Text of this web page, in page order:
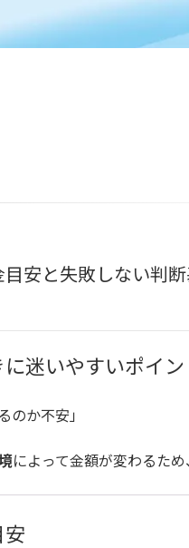
安と失敗しない判
迷いやすいポイン
か不安」
によって金額が変わるため